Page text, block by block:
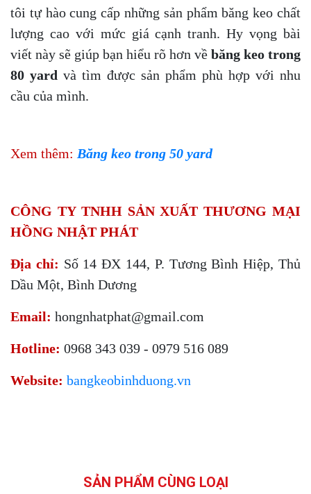
tôi tự hào cung cấp những sản phẩm băng keo chất
lượng cao với mức giá cạnh tranh. Hy vọng bài
viết này sẽ giúp bạn hiểu rõ hơn về băng keo trong
80 yard và tìm được sản phẩm phù hợp với nhu
cầu của mình.
Xem thêm: Băng keo trong 50 yard
CÔNG TY TNHH SẢN XUẤT THƯƠNG MẠI
HỒNG NHẬT PHÁT
Địa chỉ: Số 14 ĐX 144, P. Tương Bình Hiệp, Thủ
Dầu Một, Bình Dương
Email: hongnhatphat@gmail.com
Hotline: 0968 343 039 - 0979 516 089
Website: bangkeobinhduong.vn
SẢN PHẨM CÙNG LOẠI